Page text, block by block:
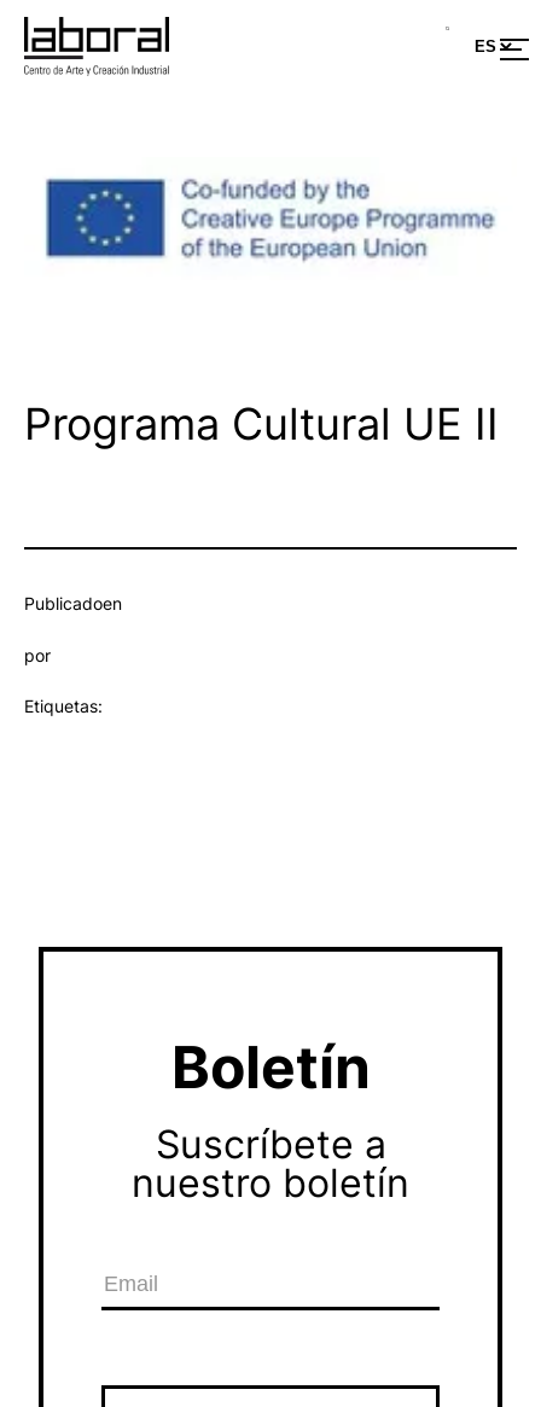
Saltar
contenido
Programa Cultural UE II
Publicadoen
por
Etiquetas:
Boletín
Suscríbete a
nuestro boletín